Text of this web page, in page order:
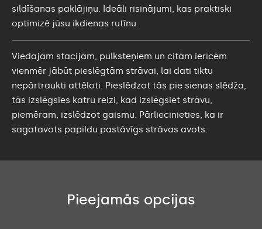
sildīšanas paklājiņu. Ideāli risinājumi, kas praktiski
optimizē jūsu ikdienas rutīnu.
Viedajām stacijām, pulksteņiem un citām ierīcēm
vienmēr jābūt pieslēgtām strāvai, lai dati tiktu
nepārtraukti attēloti. Pieslēdzot tās pie sienas slēdža,
tās izslēgsies katru reizi, kad izslēgsiet strāvu,
piemēram, izslēdzot gaismu. Pārliecinieties, ka ir
sagatavots papildu pastāvīgs strāvas avots.
Pieejamās opcijas